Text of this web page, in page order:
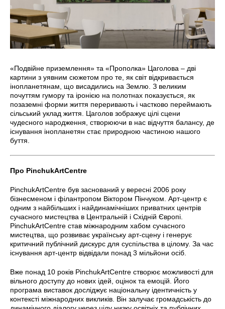
«Подвійне приземлення» та «Прополка» Цаголова – дві
картини з уявним сюжетом про те, як світ відкривається
інопланетянам, що висадились на Землю. З великим
почуттям гумору та іронією на полотнах показується, як
позаземні форми життя переривають і частково переймають
сільський уклад життя. Цаголов зображує цілі сцени
чудесного народження, створюючи в нас відчуття балансу, де
існування інопланетян стає природною частиною нашого
буття.
Про PinchukArtCentre
PinchukArtCentre був заснований у вересні 2006 року
бізнесменом і філантропом Віктором Пінчуком. Арт-центр є
одним з найбільших і найдинамічніших приватних центрів
сучасного мистецтва в Центральній і Східній Європі.
PinchukArtCentre став міжнародним хабом сучасного
мистецтва, що розвиває українську арт-сцену і генерує
критичний публічний дискурс для суспільства в цілому. За час
існування арт-центр відвідали понад 3 мільйони осіб.
Вже понад 10 років PinchukArtCentre створює можливості для
вільного доступу до нових ідей, оцінок та емоцій. Його
програма виставок досліджує національну ідентичність у
контексті міжнародних викликів. Він залучає громадськість до